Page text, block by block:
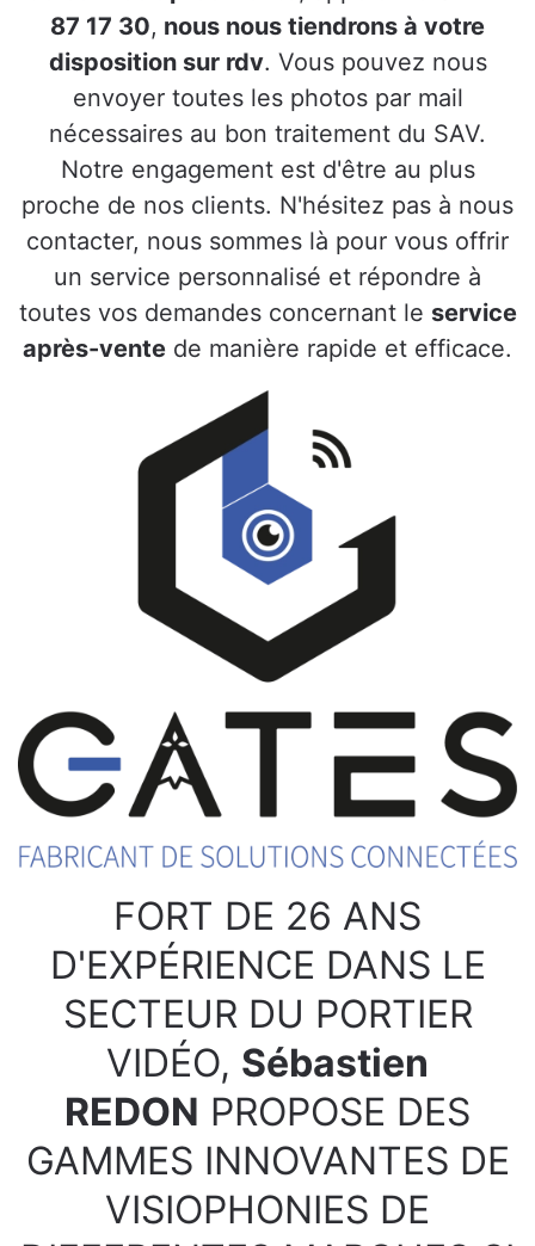
87 17 30, nous nous tiendrons à votre
disposition sur rdv. Vous pouvez nous
envoyer toutes les photos par mail
nécessaires au bon traitement du SAV.
Notre engagement est d'être au plus
proche de nos clients. N'hésitez pas à nous
contacter, nous sommes là pour vous offrir
un service personnalisé et répondre à
toutes vos demandes concernant le service
après-vente de manière rapide et efficace.
FORT DE 26 ANS
D'EXPÉRIENCE DANS LE
SECTEUR DU PORTIER
VIDÉO, Sébastien
REDON PROPOSE DES
GAMMES INNOVANTES DE
VISIOPHONIES DE